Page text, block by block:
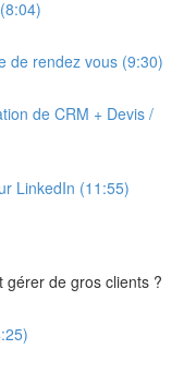
de rendez vous (9:30)
de CRM + Devis /
LinkedIn (11:55)
gérer de gros clients ?